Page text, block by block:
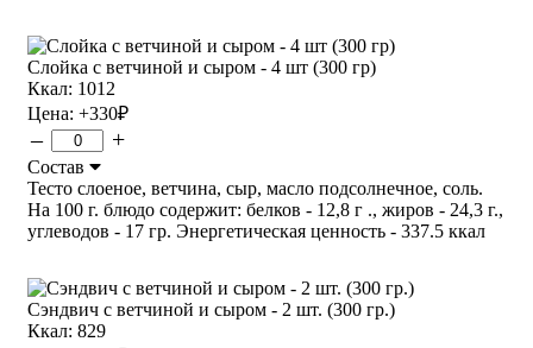
Слойка с ветчиной и сыром - 4 шт (300 гр)
Ккал: 1012
Цена: +330₽
– +
Состав
Тесто слоеное, ветчина, сыр, масло подсолнечное, соль.
На 100 г. блюдо содержит: белков - 12,8 г ., жиров - 24,3 г.,
углеводов - 17 гр. Энергетическая ценность - 337.5 ккал
Сэндвич с ветчиной и сыром - 2 шт. (300 гр.)
Ккал: 829